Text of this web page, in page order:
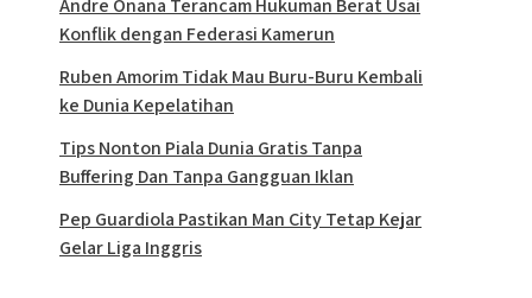
Andre Onana Terancam Hukuman Berat Usai
Konflik dengan Federasi Kamerun
Ruben Amorim Tidak Mau Buru-Buru Kembali
ke Dunia Kepelatihan
Tips Nonton Piala Dunia Gratis Tanpa
Buffering Dan Tanpa Gangguan Iklan
Pep Guardiola Pastikan Man City Tetap Kejar
Gelar Liga Inggris